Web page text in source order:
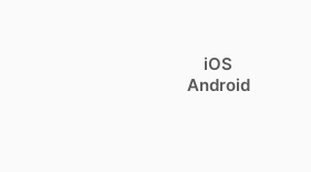
iOS
Android